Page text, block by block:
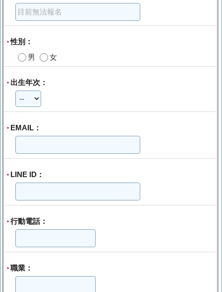
*性別：
男
女
* 出生年次：
* EMAIL：
* LINE ID：
* 行動電話：
* 職業：